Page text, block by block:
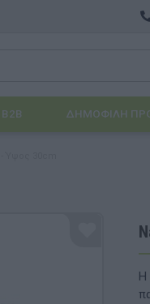
ΈΠΙΠΛΑ & ΕΞΟΠΛΙΣΜΌΣ
ΔΗΜΟΦΙΛΉ
Η